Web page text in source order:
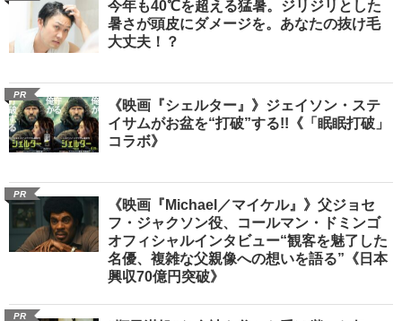
今年も40℃を超える猛暑。ジリジリとした
暑さが頭皮にダメージを。あなたの抜け毛
大丈夫！？
PR
《映画『シェルター』》ジェイソン・ステ
イサムがお盆を“打破”する!!《「眠眠打破」
コラボ》
PR
《映画『Michael／マイケル』》父ジョセ
フ・ジャクソン役、コールマン・ドミンゴ
オフィシャルインタビュー“観客を魅了した
名優、複雑な父親像への想いを語る”《日本
興収70億円突破》
PR